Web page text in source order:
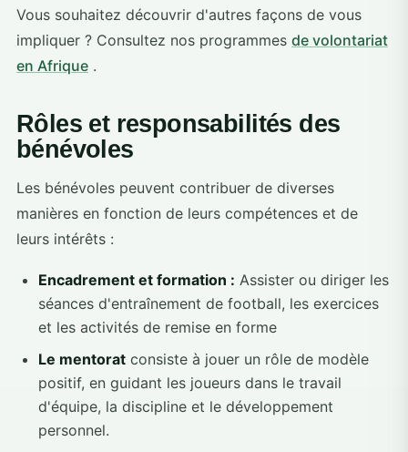
Vous souhaitez découvrir d'autres façons de vous
impliquer ? Consultez nos programmes de volontariat
en Afrique .
Rôles et responsabilités des
bénévoles
Les bénévoles peuvent contribuer de diverses
manières en fonction de leurs compétences et de
leurs intérêts :
Encadrement et formation : Assister ou diriger les
séances d'entraînement de football, les exercices
et les activités de remise en forme
Le mentorat consiste à jouer un rôle de modèle
positif, en guidant les joueurs dans le travail
d'équipe, la discipline et le développement
personnel.